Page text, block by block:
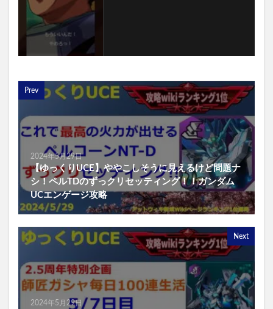
Prev
2024年5月29日
【ゆっくりUCE】ややこしそうに見えるけど問題ナ
シ！ペルTDのずっクリセッティング！！ガンダム
UCエンゲージ攻略
Next
2024年5月29日